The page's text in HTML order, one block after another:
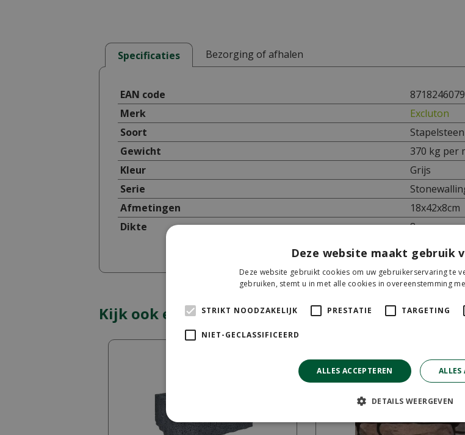
Specificaties Bezorging of afhalen
EAN code
Merk
Excluton
Soort
Stapelsteen
Gewicht
370 kg per
Kleur
Grijs
Serie
Afmetingen
18x42x8cm
Dikte
8cm
Kijk ook eens naar:
Deze website maakt gebruik
Deze website gebruikt cookies om uw gebruikerservaring te
gebruiken, stemt u in met alle cookies in overeenstemming
STRIKT NOODZAKELIJK PRESTATIE TARGETING
NIET-GECLASSIFICEERD
ALLES ACCEPTEREN ALLES
DETAILS WEERGEVEN